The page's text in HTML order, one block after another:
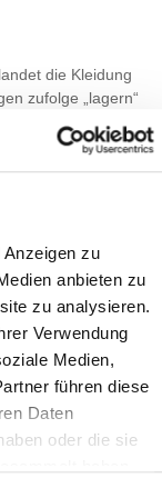
zu
anbieten zu
zu analysieren.
Verwendung
Medien,
führen diese
Daten
oder die sie
die Kleidung
zufolge „lagern“
nicht getragen
(Abt.
für alte Kleidung“
Uhr, auf dem
in Itzehoe ein
Infos. Im
Aktionen der
mit
in unserer